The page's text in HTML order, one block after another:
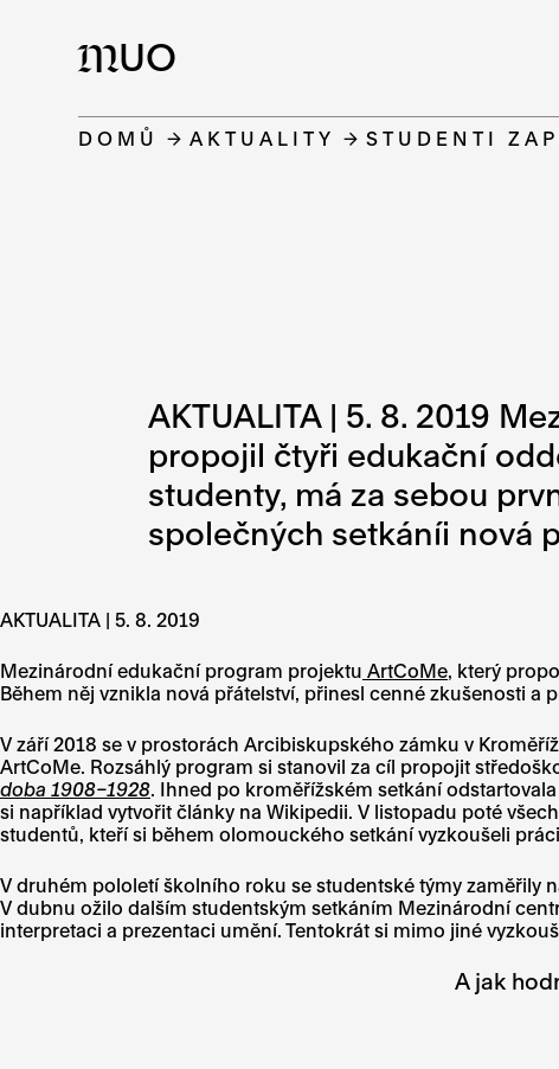
MUO
DOMŮ AKTUALITY STUDENTI
AKTUALITA | 5. 8. 2019
propojil čtyři edukační
studenty, má za sebou
společných setkáníi nová
AKTUALITA | 5. 8. 2019
Mezinárodní edukační program projektu ArtCoMe, který
Během něj vznikla nová přátelství, přinesl cenné zkušenosti
V září 2018 se v prostorách Arcibiskupského zámku v
ArtCoMe. Rozsáhlý program si stanovil za cíl propojit
doba 1908–1928. Ihned po kroměřížském setkání
si například vytvořit články na Wikipedii. V listopadu poté
studentů, kteří si během olomouckého setkání vyzkoušeli
V druhém pololetí školního roku se studentské týmy zaměřily
V dubnu ožilo dalším studentským setkáním Mezinárodní
interpretaci a prezentaci umění. Tentokrát si mimo jiné
A jak